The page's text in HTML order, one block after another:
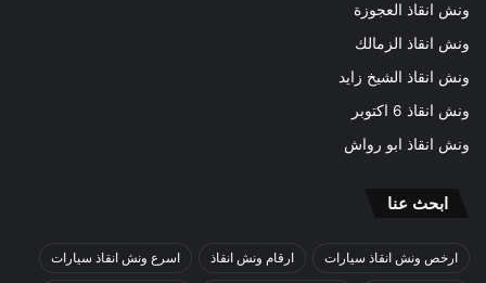
ونش انقاذ العجوزة
ونش انقاذ الزمالك
ونش انقاذ الشيخ زايد
ونش انقاذ 6 اكتوبر
ونش انقاذ ابو رواش
ابحث عنا
ارخص ونش انقاذ سيارات ارقام ونش انقاذ اسرع ونش انقاذ سيارات